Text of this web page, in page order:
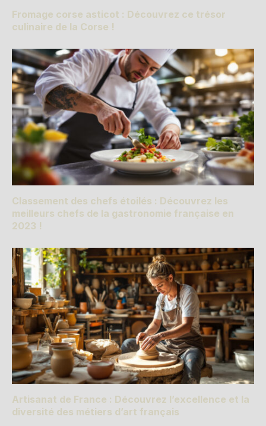
Fromage corse asticot : Découvrez ce trésor
culinaire de la Corse !
Classement des chefs étoilés : Découvrez les
meilleurs chefs de la gastronomie française en
2023 !
Artisanat de France : Découvrez l’excellence et la
diversité des métiers d’art français